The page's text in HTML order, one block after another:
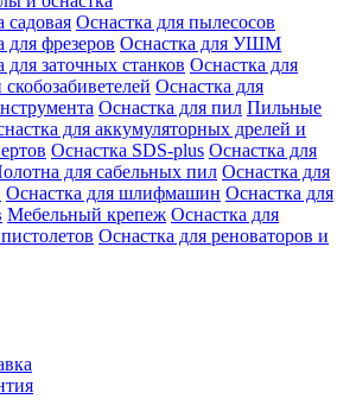
садовая Оснастка для пылесосов
для фрезеров Оснастка для УШМ
для заточных станков Оснастка для
скобозабиветелей Оснастка для
Оснастка для пил Пильные
для аккумуляторных дрелей и
Оснастка SDS-plus Оснастка для
для сабельных пил Оснастка для
Оснастка для шлифмашин Оснастка для
Мебельный крепеж Оснастка для
Оснастка для реноваторов и